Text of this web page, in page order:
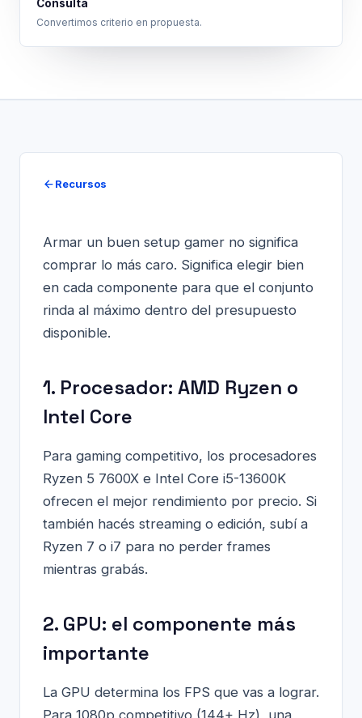
Consulta
Convertimos criterio en propuesta.
Recursos
Armar un buen setup gamer no significa
comprar lo más caro. Significa elegir bien
en cada componente para que el conjunto
rinda al máximo dentro del presupuesto
disponible.
1. Procesador: AMD Ryzen o
Intel Core
Para gaming competitivo, los procesadores
Ryzen 5 7600X e Intel Core i5-13600K
ofrecen el mejor rendimiento por precio. Si
también hacés streaming o edición, subí a
Ryzen 7 o i7 para no perder frames
mientras grabás.
2. GPU: el componente más
importante
La GPU determina los FPS que vas a lograr.
Para 1080p competitivo (144+ Hz), una